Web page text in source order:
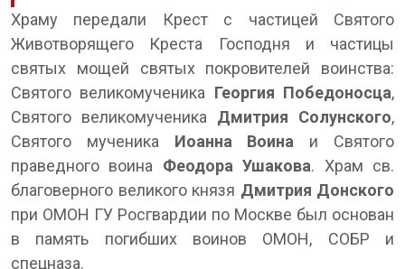
Храму передали Крест с частицей Святого
Животворящего Креста Господня и частицы
святых мощей святых покровителей воинства:
Святого великомученика Георгия Победоносца,
Святого великомученика Дмитрия Солунского,
Святого мученика Иоанна Воина и Святого
праведного воина Феодора Ушакова. Храм св.
благоверного великого князя Дмитрия Донского
при ОМОН ГУ Росгвардии по Москве был основан
в память погибших воинов ОМОН, СОБР и
спецназа.